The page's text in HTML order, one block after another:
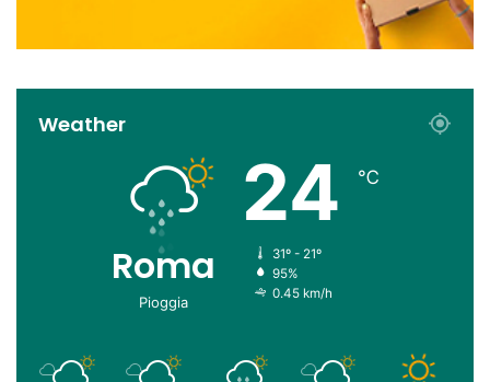
Weather
Roma
Pioggia
24 ℃
31º - 21º
95%
0.45 km/h